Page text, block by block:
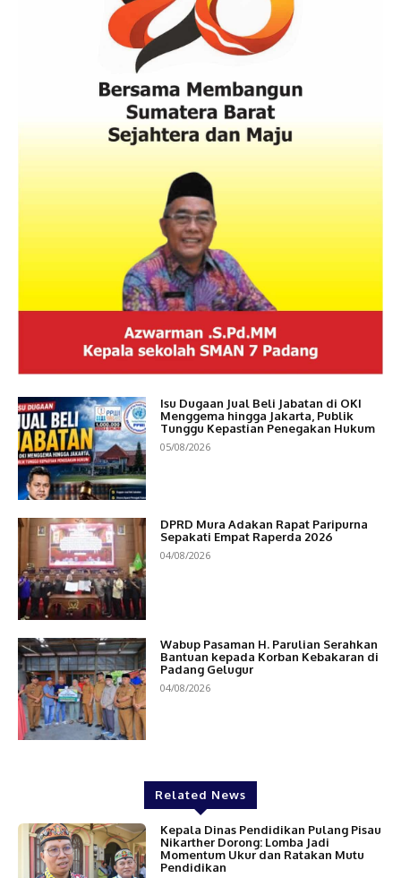
Isu Dugaan Jual Beli Jabatan di OKI
Menggema hingga Jakarta, Publik
Tunggu Kepastian Penegakan Hukum
05/08/2026
DPRD Mura Adakan Rapat Paripurna
Sepakati Empat Raperda 2026
04/08/2026
Wabup Pasaman H. Parulian Serahkan
Bantuan kepada Korban Kebakaran di
Padang Gelugur
04/08/2026
Related News
Kepala Dinas Pendidikan Pulang Pisau
Nikarther Dorong: Lomba Jadi
Momentum Ukur dan Ratakan Mutu
Pendidikan